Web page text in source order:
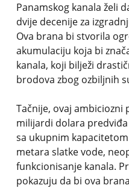
Panamskog kanala želi
dvije decenije za
Ova brana bi stvorila
akumulaciju koja bi
kanala, koji bilježi
brodova zbog ozbiljnih
Tačnije, ovaj ambiciozni
milijardi dolara
sa ukupnim
metara slatke vode,
funkcionisanje kanala.
pokazuju da bi ova